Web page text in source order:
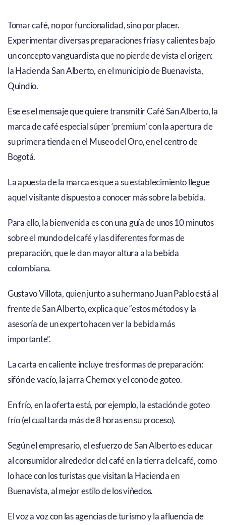
Tomar café, no por funcionalidad, sino por placer.
Experimentar diversas preparaciones frías y calientes bajo
un concepto vanguardista que no pierde de vista el origen:
la Hacienda San Alberto, en el municipio de Buenavista,
Quindío.
Ese es el mensaje que quiere transmitir Café San Alberto, la
marca de café especial súper ‘premium’ con la apertura de
su primera tienda en el Museo del Oro, en el centro de
Bogotá.
La apuesta de la marca es que a su establecimiento llegue
aquel visitante dispuesto a conocer más sobre la bebida.
Para ello, la bienvenida es con una guía de unos 10 minutos
sobre el mundo del café y las diferentes formas de
preparación, que le dan mayor altura a la bebida
colombiana.
Gustavo Villota, quien junto a su hermano Juan Pablo está al
frente de San Alberto, explica que “estos métodos y la
asesoría de un experto hacen ver la bebida más
importante”.
La carta en caliente incluye tres formas de preparación:
sifón de vacío, la jarra Chemex y el cono de goteo.
En frío, en la oferta está, por ejemplo, la estación de goteo
frío (el cual tarda más de 8 horas en su proceso).
Según el empresario, el esfuerzo de San Alberto es educar
al consumidor alrededor del café en la tierra del café, como
lo hace con los turistas que visitan la Hacienda en
Buenavista, al mejor estilo de los viñedos.
El voz a voz con las agencias de turismo y la afluencia de